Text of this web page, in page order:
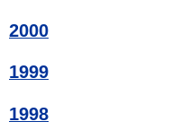
2000
1999
1998